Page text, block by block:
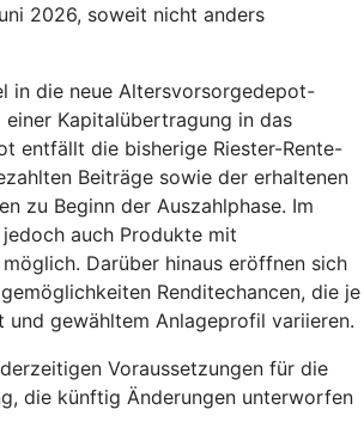
2026, soweit nicht anders
in die neue Altersvorsorgedepot-
einer Kapitalübertragung in das
entfällt die bisherige Riester-Rente-
Beiträge sowie der erhaltenen
zu Beginn der Auszahlphase. Im
auch Produkte mit
Darüber hinaus eröffnen sich
Renditechancen, die je
und gewähltem Anlageprofil variieren.
Voraussetzungen für die
die künftig Änderungen unterworfen